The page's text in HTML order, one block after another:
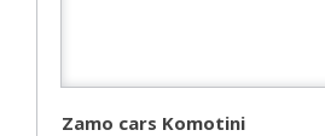
Zamo cars Komotini